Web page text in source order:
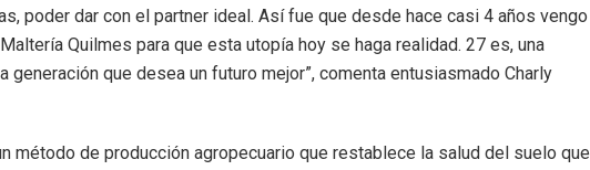
poder dar con el partner ideal. Así fue que desde hace casi 4 años vengo
Quilmes para que esta utopía hoy se haga realidad. 27 es, una
generación que desea un futuro mejor”, comenta entusiasmado Charly
método de producción agropecuario que restablece la salud del suelo que